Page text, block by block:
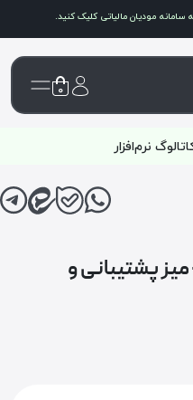
سامانه مودیان مالیاتی کلیک کنید.
۰
نرم‌افزار
پشتیبانی و